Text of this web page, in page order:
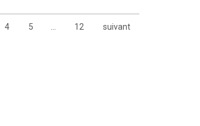
4 5 … 12 suivant